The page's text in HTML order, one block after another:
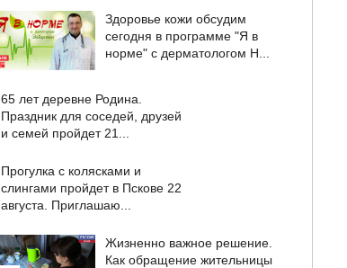
Здоровье кожи обсудим
сегодня в программе "Я в
норме" с дерматологом Н...
65 лет деревне Родина.
Праздник для соседей, друзей
и семей пройдет 21...
Прогулка с колясками и
слингами пройдет в Пскове 22
августа. Приглашаю...
Жизненно важное решение.
Как обращение жительницы